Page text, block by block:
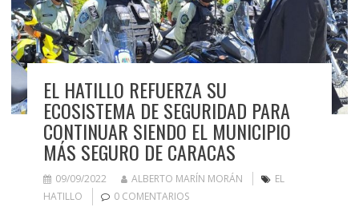
EL HATILLO REFUERZA SU
ECOSISTEMA DE SEGURIDAD PARA
CONTINUAR SIENDO EL MUNICIPIO
MÁS SEGURO DE CARACAS
09/09/2022 ALBERTO MARÍN MORÁN
EL
HATILLO
0 COMENTARIOS